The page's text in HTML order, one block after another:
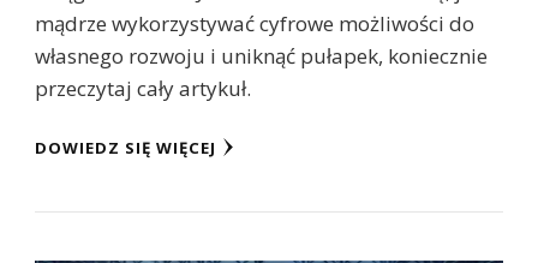
mądrze wykorzystywać cyfrowe możliwości do
własnego rozwoju i uniknąć pułapek, koniecznie
przeczytaj cały artykuł.
DOWIEDZ SIĘ WIĘCEJ